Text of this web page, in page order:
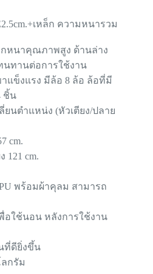
เหล็ก ความหนารวม
กหนาคุณภาพสูง ด้านล่าง
นทานต่อการใช้งาน
แข็งแรง มีล้อ 8 ล้อ ล้อที่มี
ชิ้น
ยนตำแหน่ง (หัวเตียง/ปลาย
cm.
121 cm.
พร้อมผ้าคุลม สามารถ
อใช้นอน หลังการใช้งาน
ที่ดียิ่งขึ้น
กรัม